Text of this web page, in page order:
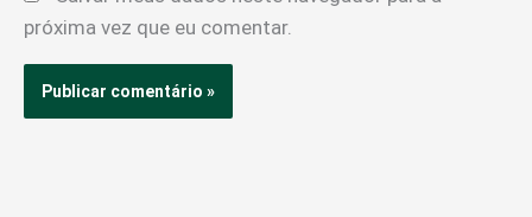
próxima vez que eu comentar.